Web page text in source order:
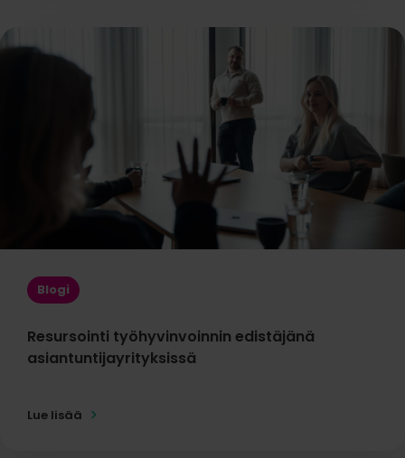
Blogi
Resursointi työhyvinvoinnin edistäjänä
asiantuntijayrityksissä
Lue lisää